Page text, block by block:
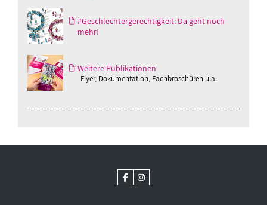
#Geschlechtergerechtigkeit: Da geht noch
mehr!
Weitere Publikationen
Flyer, Dokumentation, Fachbroschüren u.a.